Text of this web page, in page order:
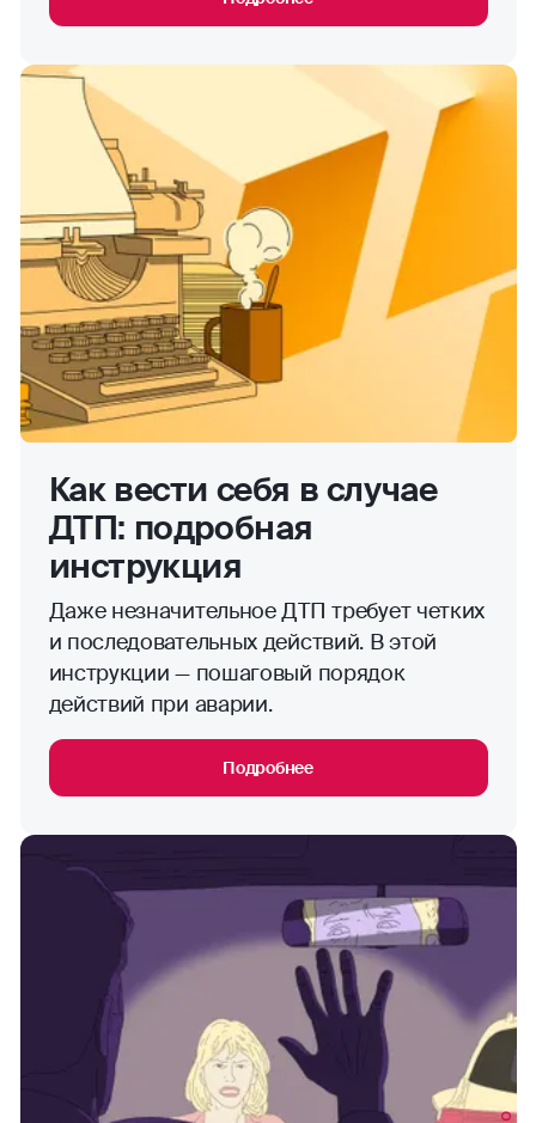
Как вести себя в случае
ДТП: подробная
инструкция
Даже незначительное ДТП требует четких
и последовательных действий. В этой
инструкции — пошаговый порядок
действий при аварии.
Подробнее